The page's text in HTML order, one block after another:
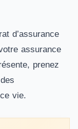
d’assurance
assurance
prenez
vie.